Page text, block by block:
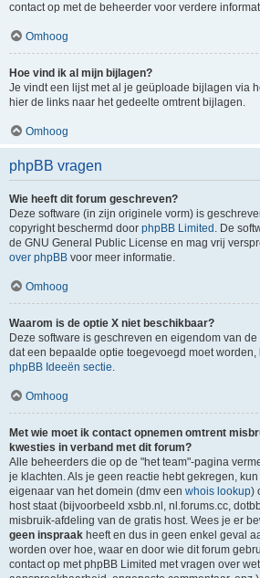
contact op met de beheerder voor verdere
Omhoog
Hoe vind ik al mijn bijlagen?
Je vindt een lijst met al je geüploade bijlagen via
hier de links naar het gedeelte omtrent bijlagen.
Omhoog
phpBB vragen
Wie heeft dit forum geschreven?
Deze software (in zijn originele vorm) is
copyright beschermd door phpBB Limited . De
de GNU General Public License en mag vrij
over phpBB voor meer informatie.
Omhoog
Waarom is de optie X niet beschikbaar?
Deze software is geschreven en eigendom van
dat een bepaalde optie toegevoegd moet worden,
phpBB Ideeën sectie.
Omhoog
Met wie moet ik contact opnemen omtrent
kwesties in verband met dit forum?
Alle beheerders die op de "het team"-pagina
je klachten. Als je geen reactie hebt gekregen,
eigenaar van het domein (dmv een whois lookup)
host staat (bijvoorbeeld xsbb.nl, nl.forums.cc,
misbruik-afdeling van de gratis host. Wees je er
geen inspraak heeft en dus in geen enkel geval
worden over hoe, waar en door wie dit forum
contact op met phpBB Limited met vragen over